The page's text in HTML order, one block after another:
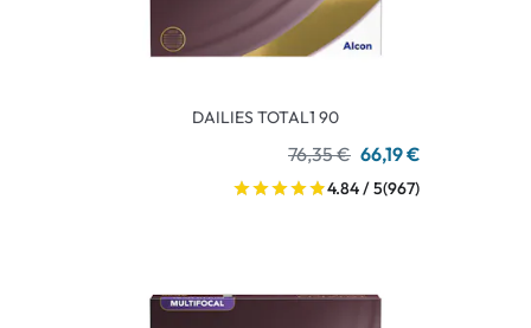
DAILIES TOTAL1 90
76,35 € 66,19 €
4.84 / 5(967)